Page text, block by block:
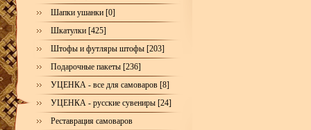
Шапки ушанки [0]
Шкатулки [425]
Штофы и футляры штофы [203]
Подарочные пакеты [236]
УЦЕНКА - все для самоваров [8]
УЦЕНКА - русские сувениры [24]
Реставрация самоваров